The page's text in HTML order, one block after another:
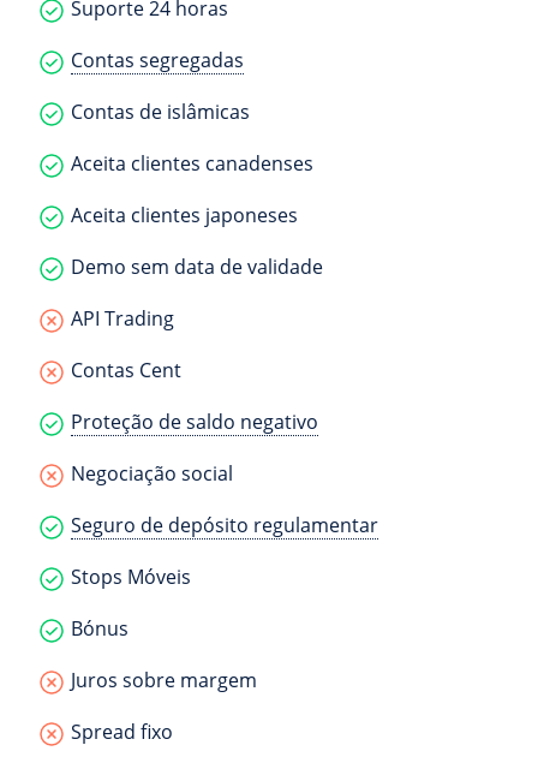
Suporte 24 horas
Contas segregadas
Contas de islâmicas
Aceita clientes canadenses
Aceita clientes japoneses
Demo sem data de validade
API Trading
Contas Cent
Proteção de saldo negativo
Negociação social
Seguro de depósito regulamentar
Stops Móveis
Bónus
Juros sobre margem
Spread fixo